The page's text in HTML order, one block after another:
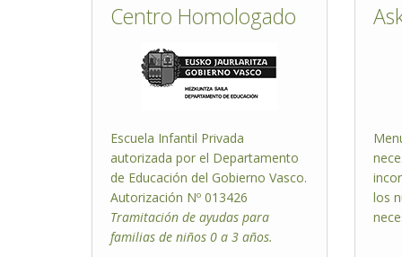
Centro Homologado
Escuela Infantil Privada
autorizada por el Departamento
de Educación del Gobierno Vasco.
Autorización Nº 013426
Tramitación de ayudas para
familias de niños 0 a 3 años.
los